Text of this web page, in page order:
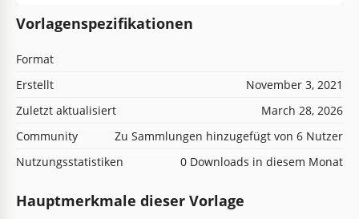
Vorlagenspezifikationen
Format
Erstellt
November 3, 2021
Zuletzt aktualisiert
March 28, 2026
Community
Zu Sammlungen hinzugefügt von 6 Nutzer
Nutzungsstatistiken
0 Downloads in diesem Monat
Hauptmerkmale dieser Vorlage